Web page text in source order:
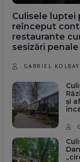
Culisele luptei
reînceput
restaurante
sesizări penale
GABRIEL KOLBAY
și